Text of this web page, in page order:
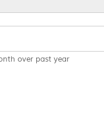
over past year